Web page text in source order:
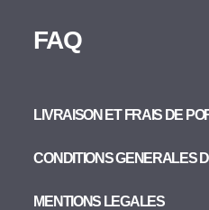
FAQ
LIVRAISON ET FRAIS DE
CONDITIONS GENERALES
MENTIONS LEGALES